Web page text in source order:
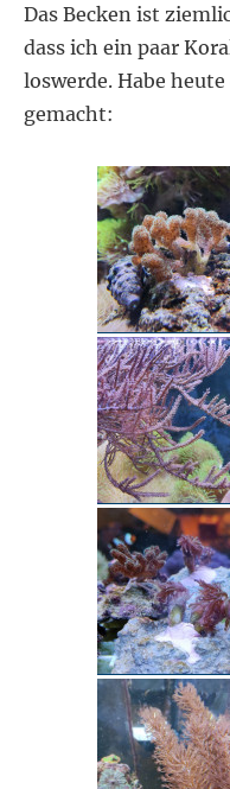
Das Becken ist
dass ich ein paar
loswerde. Habe
gemacht: